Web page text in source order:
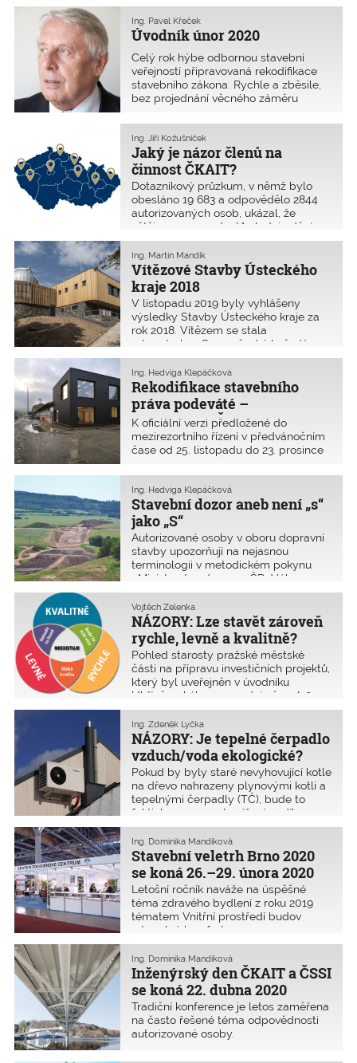
Úvodník únor 2020
Ing. Pavel Křeček
Celý rok hýbe odbornou stavební
veřejností připravovaná rekodifikace
stavebního zákona. Rychle a zběsile,
bez projednání věcného záměru
v pracovní komisi k tomu účelově
zřízené, připomínky k návrhu zákona
předat do 23. prosince – to vše
vypovídá o snaze zákon za každou
cenu odbýt ještě v tomto volebním
období. Několikrát jsem navrhoval,
aby bylo postupováno per partes a ne
rychle, zběsile. Není pro to vůle.
digitální, elektronické podání a vydání
stavebního povolení.
Jaký je názor členů na
činnost ČKAIT?
Ing. Jiří Kožušníček
Dotazníkový průzkum, v němž bylo
obesláno 19 683 a odpovědělo 2844
autorizovaných osob, ukázal, že
většina z respondentů sleduje dění v
Komoře a svou profesní organizaci
vnímá pozitivně. Nejčastějším
vzkazem pak bylo volání po
zpřístupnění norem, vzniku
specializovaných časopisů pro
jednotlivé profese a poučení se z
chyb kolegů, případně přísnější
postup orgánů ČKAIT a častěji
Vítězové Stavby Ústeckého
kraje 2018
Ing. Martin Mandík
V listopadu 2019 byly vyhlášeny
výsledky Stavby Ústeckého kraje za
rok 2018. Vítězem se stala
rekonstrukce Severočeské hvězdárny
a planetária v Teplicích. Na druhém
místě skončila Palachova ulice v
Litoměřicích za revitalizaci. Třetí místo
obsadila mateřská škola ve Staré ulici
v Ústí nad Labem.
Rekodifikace stavebního
práva podeváté –
připomínky ČKAIT
v mezirezortním řízení
Ing. Hedviga Klepáčková
K oficiální verzi předložené do
mezirezortního řízení v předvánočním
čase od 25. listopadu do 23. prosince
připomínek. Autorizované osoby
ČKAIT vyjádřily svůj názor
prostřednictvím 803 připomínek, které
se po interním vypořádání v rámci
ČKAIT proměnily na 217 připomínek
odeslaných na MMR. Snad jejich
oficiální vypořádání na MMR
nedopadne jako při vypořádání
Stavební dozor aneb není „s“
jako „S“
Ing. Hedviga Klepáčková
Autorizované osoby v oboru dopravní
stavby upozorňují na nejasnou
terminologii v metodickém pokynu
¬Ministerstva dopravy ČR „Výkon
stavebního dozoru na stavbách
pozemních komunikací“ už od roku
2006. I přes snahu ČKAIT problém
přetrvává i v aktualizovaném pokynu
platném od 1. srpna 2019. Jak se tedy
liší pojmy „Stavební dozor“, „stavební
dozor“ a „technický dozor stavebníka“
ve stanoviscích a metodikách
NÁZORY: Lze stavět zároveň
rychle, levně a kvalitně?
Vojtěch Zelenka
Pohled starosty pražské městské
části na přípravu investičních projektů,
který byl uveřejněn v úvodníku
Uhříněveského zpravodaje č. 11/2019.
Podle jeho zkušeností se nedá stavět
zároveň levně, rychle a kvalitně. Buď
je stavba levná, pak ale pokud má být
kvalitní, nebude postavena rychle.
NÁZORY: Je tepelné čerpadlo
vzduch/voda ekologické?
Ing. Zdeněk Lyčka
Pokud by byly staré nevyhovující kotle
na dřevo nahrazeny plynovými kotli a
tepelnými čerpadly (TČ), bude to
fakticky znamenat snížení podílu
obnovitelných zdrojů energie na hrubé
spotřebě.
Stavební veletrh Brno 2020
se koná 26.–29. února 2020
Ing. Dominika Mandíková
Letošní ročník naváže na úspěšné
téma zdravého bydlení z roku 2019
tématem Vnitřní prostředí budov
a tepelný komfort.
Inženýrský den ČKAIT a ČSSI
se koná 22. dubna 2020
Ing. Dominika Mandíková
Tradiční konference je letos zaměřena
na často řešené téma odpovědnosti
autorizované osoby.